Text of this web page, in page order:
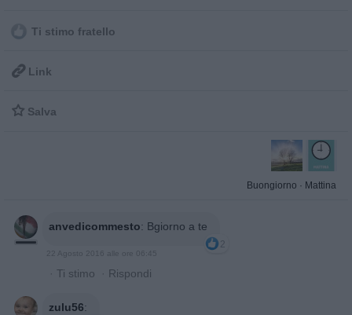
Ti stimo fratello
 Link
 Salva
Buongiorno · Mattina
anvedicommesto: Bgiorno a te
2
22 Agosto 2016 alle ore 06:45
· Ti stimo · Rispondi
zulu56: